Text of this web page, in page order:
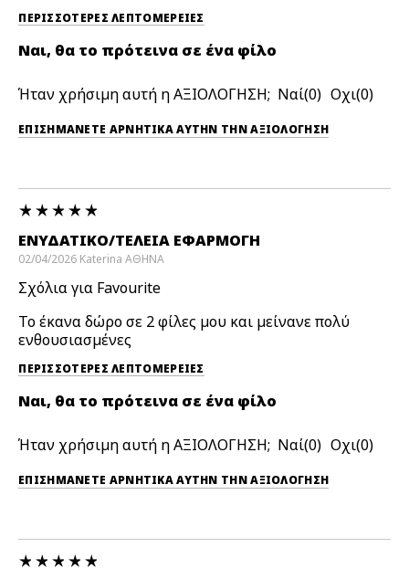
ΠΕΡΙΣΣΌΤΕΡΕΣ ΛΕΠΤΟΜΈΡΕΙΕΣ
Ναι, θα το πρότεινα σε ένα φίλο
Ήταν χρήσιμη αυτή η ΑΞΙΟΛΟΓΗΣΗ; 0 0
ΕΠΙΣΗΜΆΝΕΤΕ ΑΡΝΗΤΙΚΆ ΑΥΤΉΝ ΤΗΝ ΑΞΙΟΛΟΓΗΣΗ
ΕΝΥΔΑΤΙΚΟ/ΤΈΛΕΙΑ ΕΦΑΡΜΟΓΉ
02/04/2026 Katerina AΘHNA
Σχόλια για Favourite
Το έκανα δώρο σε 2 φίλες μου και μείνανε πολύ
ενθουσιασμένες
ΠΕΡΙΣΣΌΤΕΡΕΣ ΛΕΠΤΟΜΈΡΕΙΕΣ
Ναι, θα το πρότεινα σε ένα φίλο
Ήταν χρήσιμη αυτή η ΑΞΙΟΛΟΓΗΣΗ; 0 0
ΕΠΙΣΗΜΆΝΕΤΕ ΑΡΝΗΤΙΚΆ ΑΥΤΉΝ ΤΗΝ ΑΞΙΟΛΟΓΗΣΗ